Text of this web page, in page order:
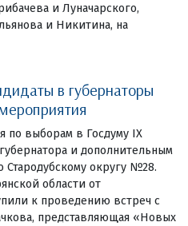
и Луначарского,
и Никитина, на
в губернаторы
по выборам в Госдуму IX
и дополнительным
Стародубскому округу №28.
области от
к проведению встреч с
представляющая «Новых